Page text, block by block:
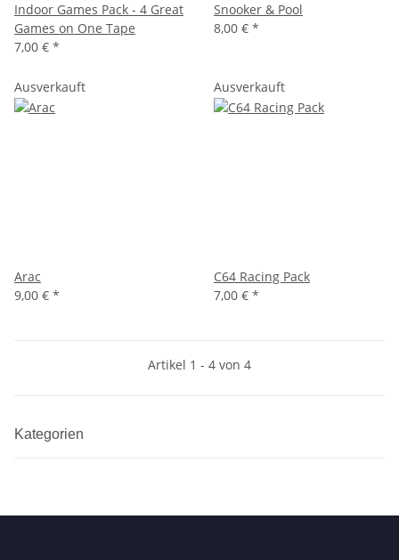
Indoor Games Pack - 4 Great
Games on One Tape
7,00 € *
Snooker & Pool
8,00 € *
Ausverkauft
Arac
9,00 € *
Ausverkauft
C64 Racing Pack
7,00 € *
Artikel 1 - 4 von 4
Kategorien